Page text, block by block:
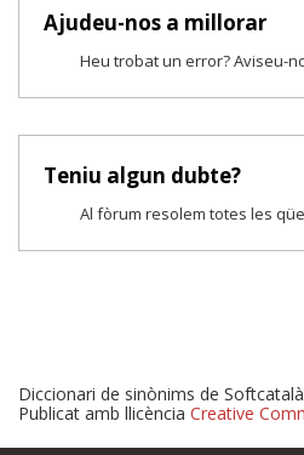
Ajudeu-nos a millorar
Heu trobat un error? Aviseu-
Teniu algun dubte?
Al fòrum resolem totes les
Diccionari de sinònims de
Publicat amb llicència Creative